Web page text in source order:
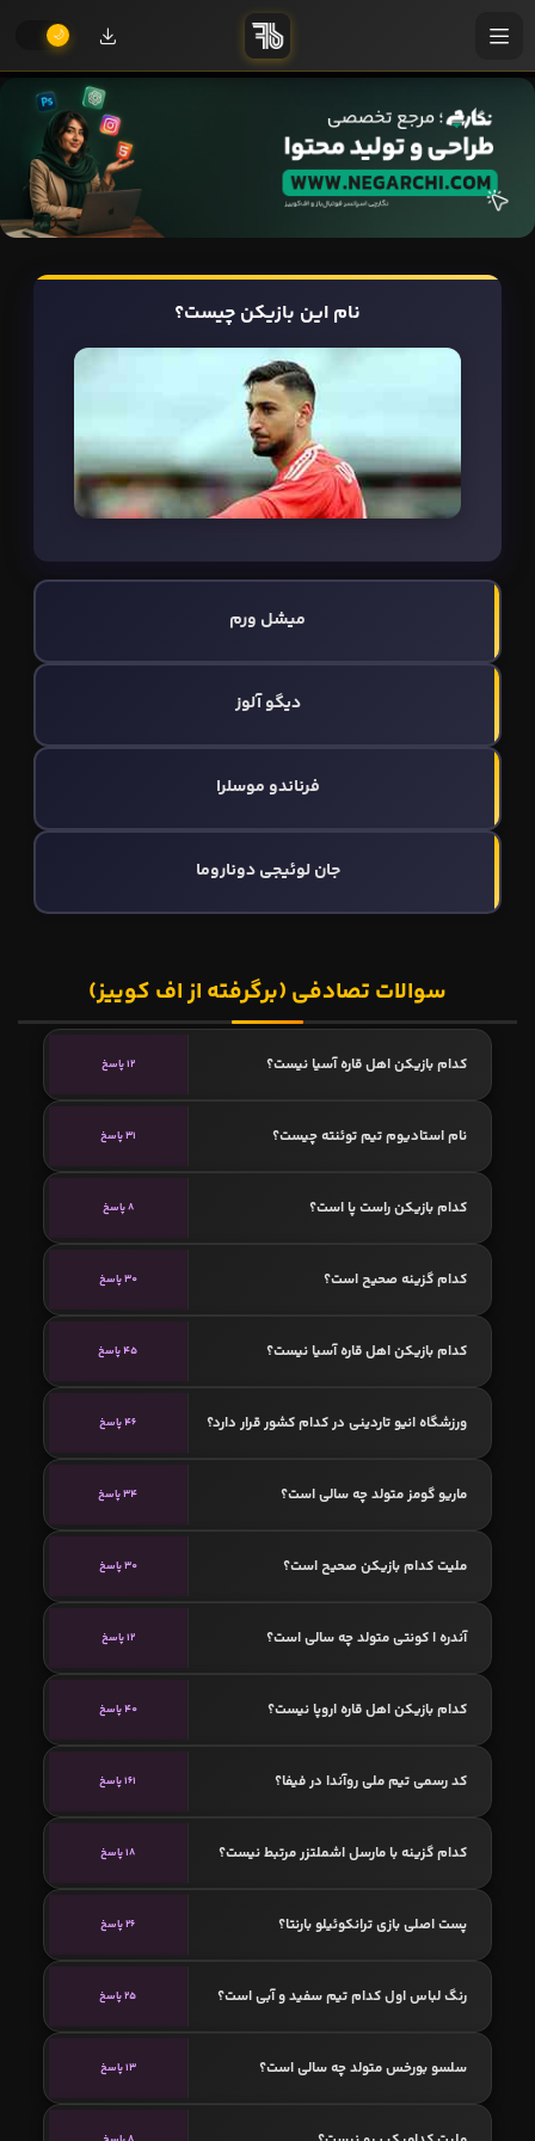
نام این بازیکن چیست؟
میشل ورم
دیگو آلوز
فرناندو موسلرا
جان لوئیجی دوناروما
سوالات تصادفی (برگرفته از اف کوییز)
کدام بازیکن اهل قاره آسیا نیست؟ 12 پاسخ
نام استادیوم تیم توئنته چیست؟ 31 پاسخ
کدام بازیکن راست پا است؟ 8 پاسخ
کدام گزینه صحیح است؟ 30 پاسخ
کدام بازیکن اهل قاره آسیا نیست؟ 45 پاسخ
ورزشگاه انیو تاردینی در کدام کشور قرار دارد؟ 46 پاسخ
ماریو گومز متولد چه سالی است؟ 34 پاسخ
ملیت کدام بازیکن صحیح است؟ 30 پاسخ
آندره ا کونتی متولد چه سالی است؟ 12 پاسخ
کدام بازیکن اهل قاره اروپا نیست؟ 40 پاسخ
کد رسمی تیم ملی روآندا در فیفا؟ 161 پاسخ
کدام گزینه با مارسل اشملتزر مرتبط نیست؟ 18 پاسخ
پست اصلی بازی ترانکوئیلو بارنتا؟ 26 پاسخ
رنگ لباس اول کدام تیم سفید و آبی است؟ 25 پاسخ
سلسو بورخس متولد چه سالی است؟ 13 پاسخ